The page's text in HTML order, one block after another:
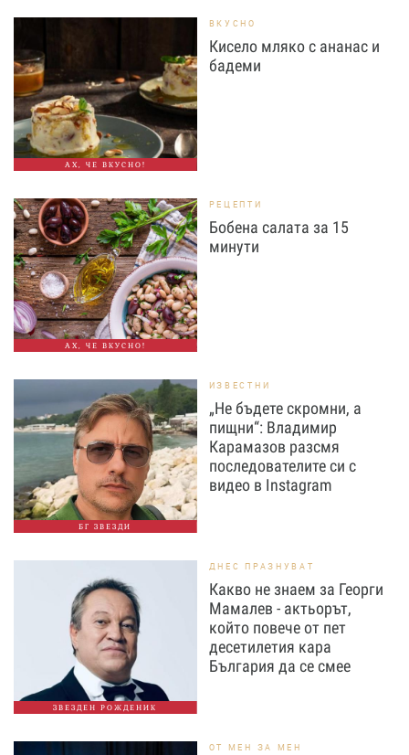
АХ, ЧЕ ВКУСНО!
ВКУСНО
Кисело мляко с ананас и
бадеми
АХ, ЧЕ ВКУСНО!
РЕЦЕПТИ
Бобена салата за 15
минути
БГ ЗВЕЗДИ
ИЗВЕСТНИ
„Не бъдете скромни, а
пищни“: Владимир
Карамазов разсмя
последователите си с
видео в Instagram
ЗВЕЗДЕН РОЖДЕНИК
ДНЕС ПРАЗНУВАТ
Какво не знаем за Георги
Мамалев - актьорът,
който повече от пет
десетилетия кара
България да се смее
ОТ МЕН ЗА МЕН